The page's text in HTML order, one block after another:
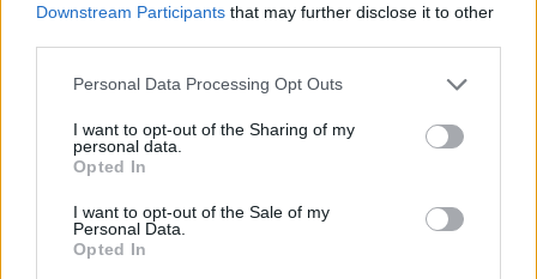
Downstream Participants that may further disclose it to other
Personal Data Processing Opt Outs
I want to opt-out of the Sharing of my
personal data.
Opted In
I want to opt-out of the Sale of my
Personal Data.
Opted In
A legidegesítőbb kifejezések laza